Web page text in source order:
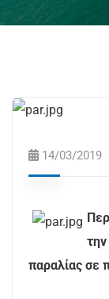
14/03/2019
παραλίας σε